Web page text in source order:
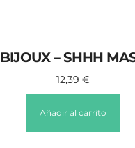
BIJOUX – SHHH
12,39 €
Añadir al carrito